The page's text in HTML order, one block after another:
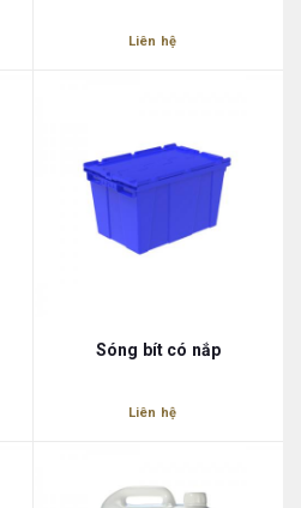
Liên hệ
Sóng bít có nắp
Liên hệ